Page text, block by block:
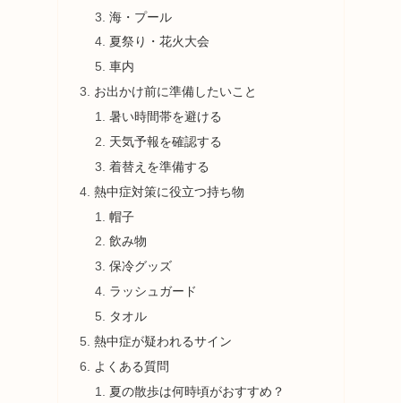
海・プール
夏祭り・花火大会
車内
お出かけ前に準備したいこと
暑い時間帯を避ける
天気予報を確認する
着替えを準備する
熱中症対策に役立つ持ち物
帽子
飲み物
保冷グッズ
ラッシュガード
タオル
熱中症が疑われるサイン
よくある質問
夏の散歩は何時頃がおすすめ？